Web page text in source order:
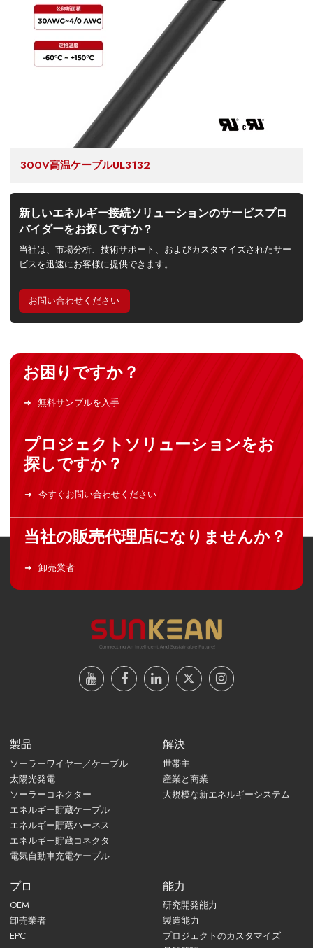
300V高温ケーブルUL3132
新しいエネルギー接続ソリューションのサービスプロ
バイダーをお探しですか？
当社は、市場分析、技術サポート、およびカスタマイズされたサー
ビスを迅速にお客様に提供できます。
お問い合わせください
お困りですか？
無料サンプルを入手
プロジェクトソリューションをお
探しですか？
今すぐお問い合わせください
当社の販売代理店になりませんか？
卸売業者
製品
ソーラーワイヤー／ケーブル
太陽光発電
ソーラーコネクター
エネルギー貯蔵ケーブル
エネルギー貯蔵ハーネス
エネルギー貯蔵コネクタ
電気自動車充電ケーブル
解決
世帯主
産業と商業
大規模な新エネルギーシステム
プロ
OEM
卸売業者
EPC
能力
研究開発能力
製造能力
プロジェクトのカスタマイズ